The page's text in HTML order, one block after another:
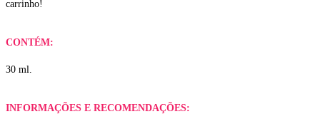
carrinho!
CONTÉM:
30 ml.
INFORMAÇÕES E RECOMENDAÇÕES: